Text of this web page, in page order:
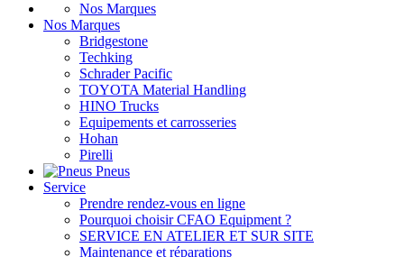
Nos Marques
Nos Marques
Bridgestone
Techking
Schrader Pacific
TOYOTA Material Handling
HINO Trucks
Equipements et carrosseries
Hohan
Pirelli
Pneus
Service
Prendre rendez-vous en ligne
Pourquoi choisir CFAO Equipment ?
SERVICE EN ATELIER ET SUR SITE
Maintenance et réparations